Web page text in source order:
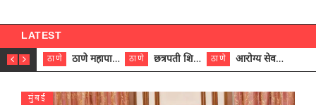
LATEST
ठाणे ठाणे महापालिकेच्या नऊ प्रभाग समित्यांवर अध्यक्ष विराजमान ठाणे छत्रपती शिवाजी महाराज रुग्णालयात दुर्मिळ ट्युमरची यशस्वी शस्त्रक्रिया ठाणे आरोग्य सेवक (पुरुष) पदावरून ११ कर्मचाऱ्यांना आरोग्य सहाय्यक (पुरुष) पदावर पदोन्नती; मुख्य कार्यकारी अधिकारी रणजित यादव यांच्या हस्ते आदेश वितरण
मुंबई